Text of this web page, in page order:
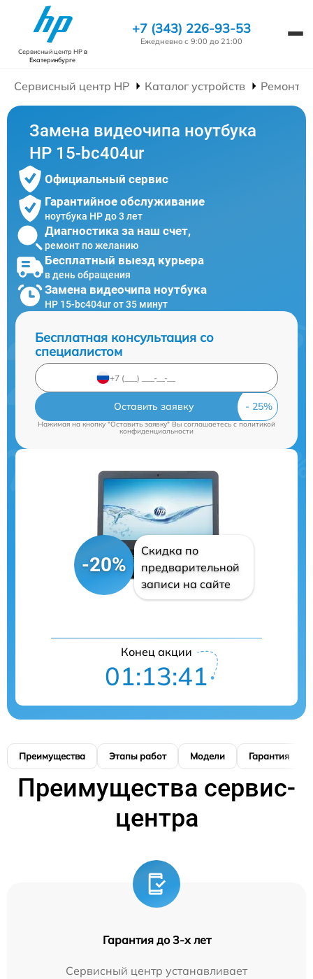
Сервисный центр HPв
Екатеринбурге
+7 (343) 226-93-53
Ежедневно с 9:00 до 21:00
Сервисный центр HP Каталог устройств Ремонт
Замена видеочипа ноутбука
HP 15-bc404ur
Официальный сервис
Гарантийное обслуживание
ноутбука HP до 3 лет
Диагностика за наш счет,
ремонт по желанию
Бесплатный выезд курьера
в день обращения
Замена видеочипа ноутбука
HP 15-bc404ur от 35 минут
Бесплатная консультация со
специалистом
Оставить заявку
Нажимая на кнопку "Оставить заявку" Вы соглашаетесь cполитикой
конфиденциальности
-20%
Скидка по
предварительной
записи на сайте
Конец акции
01:13:40
Преимущества Этапы работ Модели Гарантия
Преимущества сервис-
центра
Гарантия до 3-х лет
Сервисный центр устанавливает